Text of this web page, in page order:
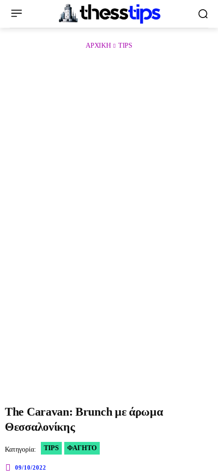
ΑΡΧΙΚΉ TIPS
The Caravan: Brunch με άρωμα
Θεσσαλονίκης
Κατηγορία: TIPS ΦΑΓΗΤΌ
09/10/2022